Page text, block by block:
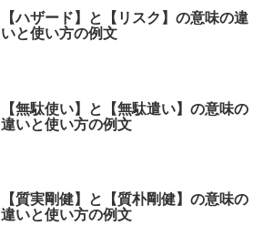
【ハザード】と【リスク】の意味の違
いと使い方の例文
【無駄使い】と【無駄遣い】の意味の
違いと使い方の例文
【質実剛健】と【質朴剛健】の意味の
違いと使い方の例文